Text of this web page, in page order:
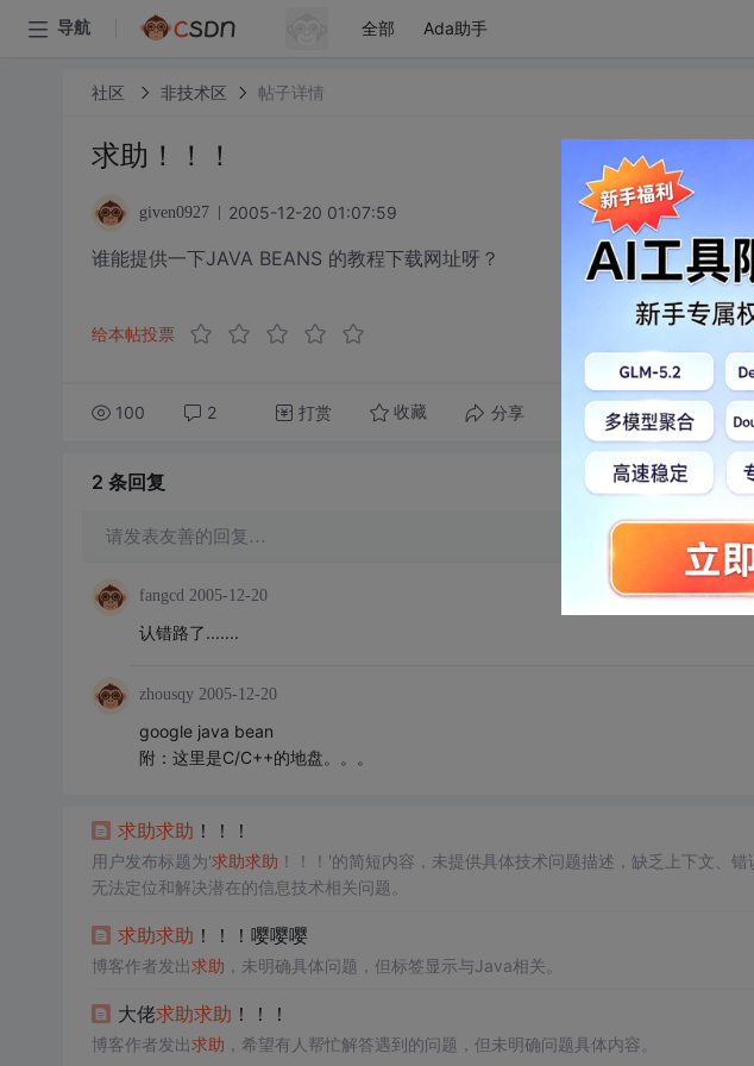
导航 全部 Ada助手
社区 非技术区 帖子详情
求助！！！
given0927 2005-12-20 01:07:59
谁能提供一下JAVA BEANS 的教程下载网址呀？
给本帖投票
100 2 打赏 收藏 分享 转发到动态 举
2 条回复
请发表友善的回复…
fangcd 2005-12-20
认错路了.......
zhousqy 2005-12-20
google java bean
附：这里是C/C++的地盘。。。
求助求助 ！！！
用户发布标题为'求助求助 ！！！'的简短内容，未提供具体技术问题描述，缺乏上下文、
无法定位和解决潜在的信息技术相关问题。
求助求助 ！！！嘤嘤嘤
博客作者发出求助 ，未明确具体问题，但标签显示与Java相关。
大佬求助求助 ！！！
博客作者发出求助 ，希望有人帮忙解答遇到的问题，但未明确问题具体内容。